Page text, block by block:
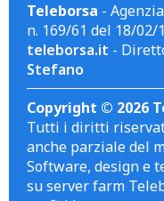
Teleborsa -
n. 169/61 del 18/02/
teleborsa.it -
Stefano
Copyright © 2026
Tutti i diritti
anche parziale del
Software, design e
su server farm